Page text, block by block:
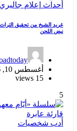
أحداث إعلام جاليري
غريد الشيخ من تحقيق التراث
نبض اللحن
أغسطس 10, 2026
15 views
5
أدب شخصيات